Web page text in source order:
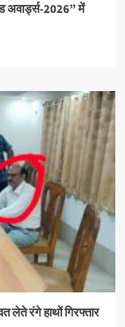
अवार्ड्स-2026” में
लेते रंगे हाथों गिरफ्तार